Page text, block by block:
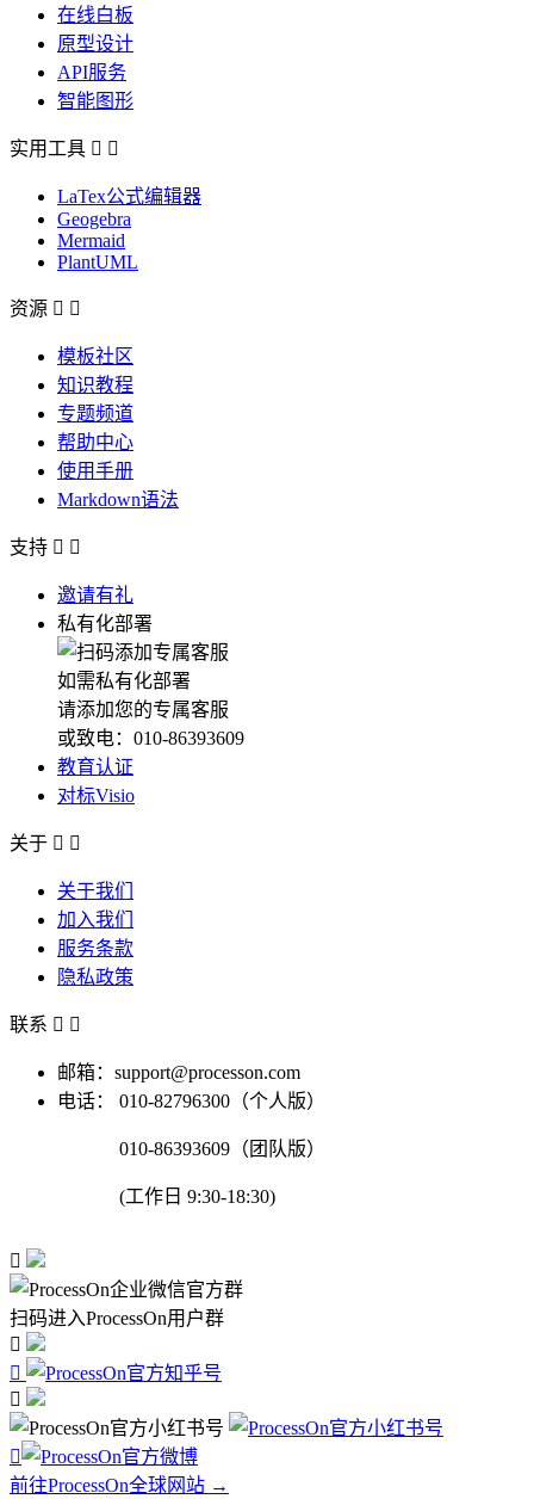
在线白板
原型设计
API服务
智能图形
实用工具  
LaTex公式编辑器
Geogebra
Mermaid
PlantUML
资源  
模板社区
知识教程
专题频道
帮助中心
使用手册
Markdown语法
支持  
邀请有礼
私有化部署
如需私有化部署
请添加您的专属客服
或致电：010-86393609
教育认证
对标Visio
关于  
关于我们
加入我们
服务条款
隐私政策
联系  
邮箱：support@processon.com
电话：
010-82796300（个人版）
010-86393609（团队版）
(工作日 9:30-18:30)

扫码进入ProcessOn用户群




前往ProcessOn全球网站 →